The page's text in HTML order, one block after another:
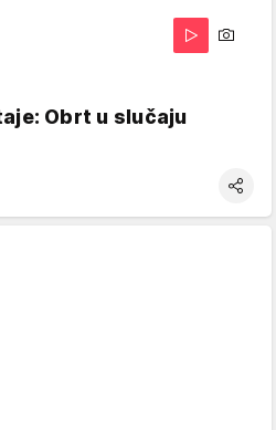
Obrt u slučaju